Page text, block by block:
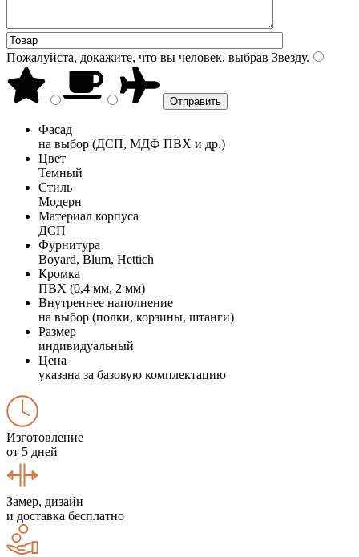
Пожалуйста, докажите, что вы человек, выбрав Звезду.
Фасад
на выбор (ДСП, МДФ ПВХ и др.)
Цвет
Темный
Стиль
Модерн
Материал корпуса
ДСП
Фурнитура
Boyard, Blum, Hettich
Кромка
ПВХ (0,4 мм, 2 мм)
Внутреннее наполнение
на выбор (полки, корзины, штанги)
Размер
индивидуальный
Цена
указана за базовую комплектацию
Изготовление
от 5 дней
Замер, дизайн
и доставка бесплатно